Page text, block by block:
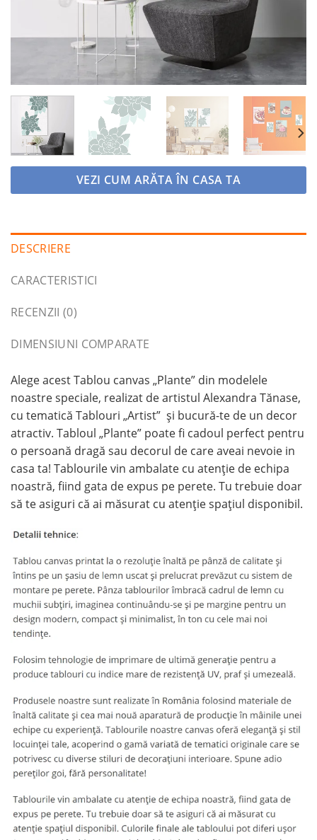
VEZI CUM ARĂTA ÎN CASA TA
DESCRIERE
CARACTERISTICI
RECENZII (0)
DIMENSIUNI COMPARATE
Alege acest Tablou canvas „Plante” din modelele
noastre speciale, realizat de artistul Alexandra Tănase,
cu tematică Tablouri „Artist” și bucură-te de un decor
atractiv. Tabloul „Plante” poate fi cadoul perfect pentru
o persoană dragă sau decorul de care aveai nevoie in
casa ta! Tablourile vin ambalate cu atenție de echipa
noastră, fiind gata de expus pe perete. Tu trebuie doar
să te asiguri că ai măsurat cu atenție spațiul disponibil.